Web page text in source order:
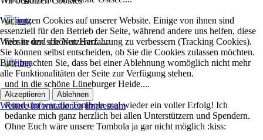
hier in den schönen Harz.....
und in die schöne Lüneburger Heide....
Rund um war die Tombola mal wieder ein voller Erfolg! Ich
bedanke mich ganz herzlich bei allen Unterstützern und Spendern.
Ohne Euch wäre unsere Tombola ja gar nicht möglich :kiss:
Wir nutzen Cookies auf unserer Website. Einige von ihnen sind
essenziell für den Betrieb der Seite, während andere uns helfen, diese
Website und die Nutzererfahrung zu verbessern (Tracking Cookies).
Sie können selbst entscheiden, ob Sie die Cookies zulassen möchten.
Bitte beachten Sie, dass bei einer Ablehnung womöglich nicht mehr
alle Funktionalitäten der Seite zur Verfügung stehen.
Akzeptieren Ablehnen
Weitere Informationen Impressum